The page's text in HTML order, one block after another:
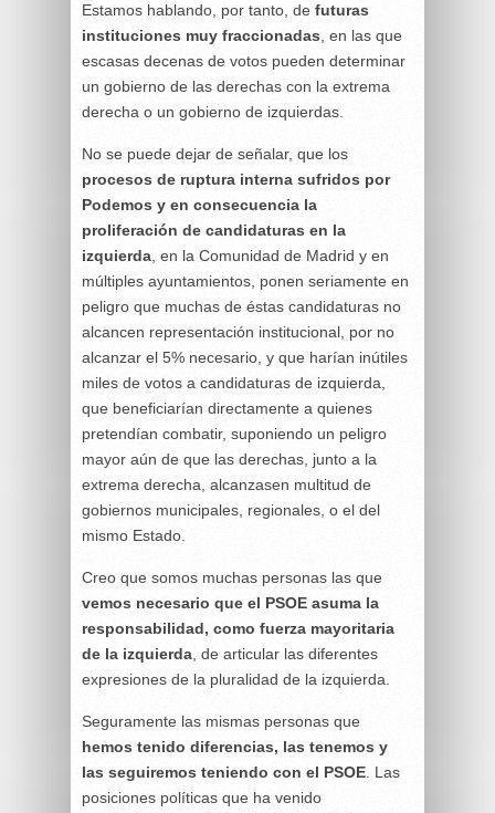
Estamos hablando, por tanto, de futuras
instituciones muy fraccionadas , en las que
escasas decenas de votos pueden determinar
un gobierno de las derechas con la extrema
derecha o un gobierno de izquierdas.
No se puede dejar de señalar, que los
procesos de ruptura interna sufridos por
Podemos y en consecuencia la
proliferación de candidaturas en la
izquierda , en la Comunidad de Madrid y en
múltiples ayuntamientos, ponen seriamente en
peligro que muchas de éstas candidaturas no
alcancen representación institucional, por no
alcanzar el 5% necesario, y que harían inútiles
miles de votos a candidaturas de izquierda,
que beneficiarían directamente a quienes
pretendían combatir, suponiendo un peligro
mayor aún de que las derechas, junto a la
extrema derecha, alcanzasen multitud de
gobiernos municipales, regionales, o el del
mismo Estado.
Creo que somos muchas personas las que
vemos necesario que el PSOE asuma la
responsabilidad, como fuerza mayoritaria
de la izquierda , de articular las diferentes
expresiones de la pluralidad de la izquierda.
Seguramente las mismas personas que
hemos tenido diferencias, las tenemos y
las seguiremos teniendo con el PSOE . Las
posiciones políticas que ha venido